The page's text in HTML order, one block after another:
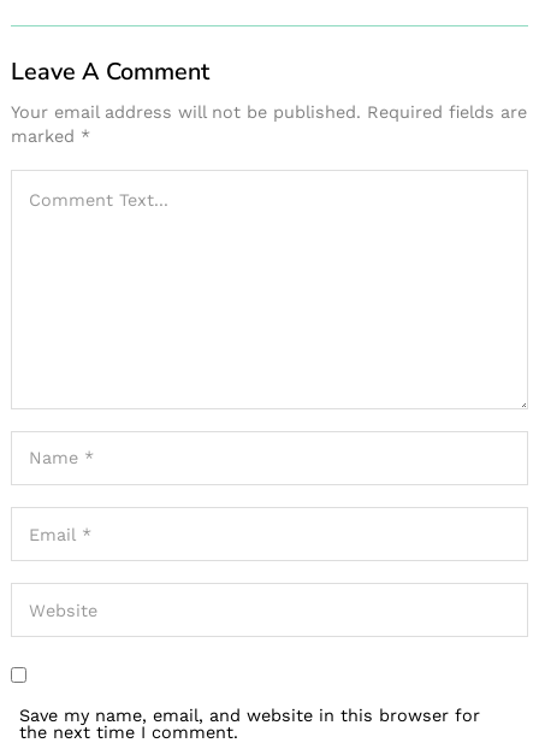
Leave A Comment
Your email address will not be published. Required fields are
marked *
Save my name, email, and website in this browser for
the next time I comment.